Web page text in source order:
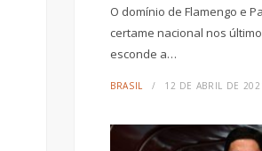
O domínio de Flamengo e
certame nacional nos
esconde a…
BRASIL 12 DE ABRIL DE